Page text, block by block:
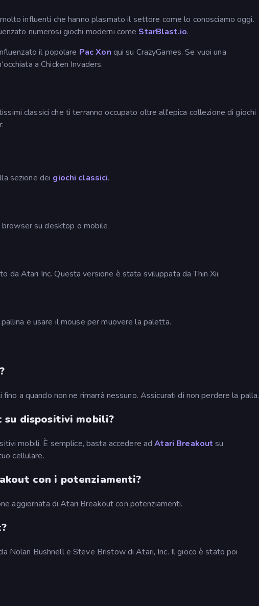
influenti che hanno plasmato il settore come lo conosciamo oggi.
numerosi giochi moderni come StarBlast.io.
il popolare Pac Xon qui su CrazyGames. Se vuoi una
a Chicken Invaders.
classici che ti terranno occupato oltre all'epica collezione di giochi
sezione dei giochi classici.
su desktop o mobile.
da Atari Inc. Questa versione è stata sviluppata da Thin Xii.
e usare il mouse per muovere la paletta.
a quando non ne rimarrà nessuno. Assicurati di non perdere la palla.
su dispositivi mobili?
mobili. È semplice, basta accedere adAtari Breakout su
cellulare.
con i potenziamenti?
aggiornata di Atari Breakout con potenziamenti.
Nolan Bushnell e Steve Bristow di Atari, Inc. Il gioco è stato poi